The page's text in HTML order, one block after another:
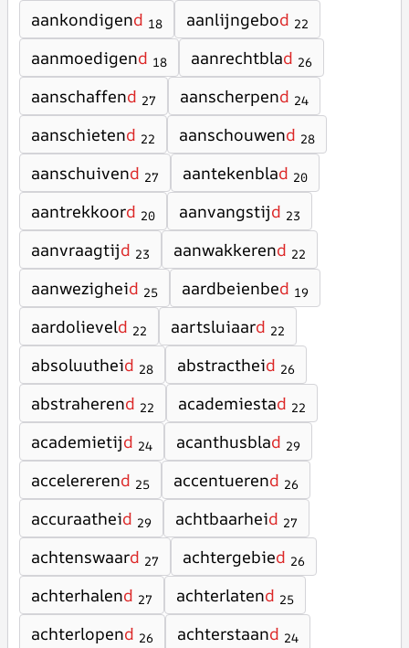
aankondigend 18 aanlijngebod 22
aanmoedigend 18 aanrechtblad 26
aanschaffend 27 aanscherpend 24
aanschietend 22 aanschouwend 28
aanschuivend 27 aantekenblad 20
aantrekkoord 20 aanvangstijd 23
aanvraagtijd 23 aanwakkerend 22
aanwezigheid 25 aardbeienbed 19
aardolieveld 22 aartsluiaard 22
absoluutheid 28 abstractheid 26
abstraherend 22 academiestad 22
academietijd 24 acanthusblad 29
accelererend 25 accentuerend 26
accuraatheid 29 achtbaarheid 27
achtenswaard 27 achtergebied 26
achterhalend 27 achterlatend 25
achterlopend 26 achterstaand 24